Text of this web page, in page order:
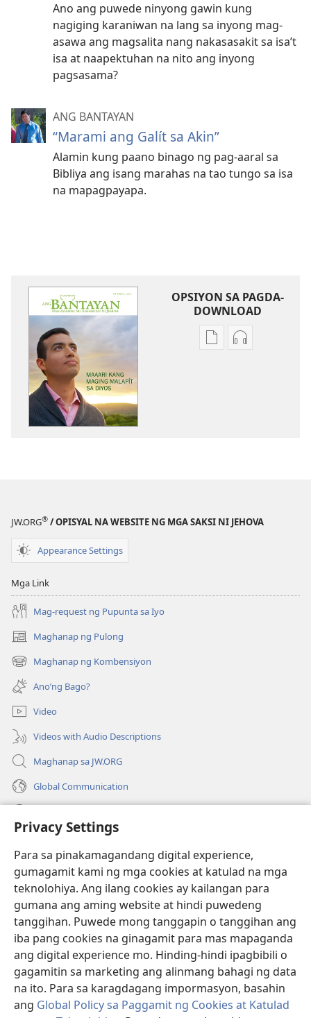
Privacy Settings
Para sa pinakamagandang digital experience,
gumagamit kami ng mga cookies at katulad na mga
teknolohiya. Ang ilang cookies ay kailangan para
gumana ang aming website at hindi puwedeng
tanggihan. Puwede mong tanggapin o tanggihan ang
iba pang cookies na ginagamit para mas mapaganda
ang digital experience mo. Hinding-hindi ipagbibili o
gagamitin sa marketing ang alinmang bahagi ng data
na ito. Para sa karagdagang impormasyon, basahin
ang Global Policy sa Paggamit ng Cookies at Katulad
Ano ang puwede ninyong gawin kung
nagiging karaniwan na lang sa inyong mag-
asawa ang magsalita nang nakasasakit sa isa’t
isa at naapektuhan na nito ang inyong
pagsasama?
ANG BANTAYAN
“Marami ang Galít sa Akin”
Alamin kung paano binago ng pag-aaral sa
Bibliya ang isang marahas na tao tungo sa isa
na mapagpayapa.
OPSIYON SA PAGDA-
DOWNLOAD
Opsiyon
Malapít
Opsiyon
Malapít
JW.ORG® / OPISYAL NA WEBSITE NG MGA SAKSI NI JEHOVA
Appearance Settings
Mga Link
Mag-request ng Pupunta sa Iyo
Maghanap ng Pulong
(may
bubukas
na
bagong
window)
Maghanap ng Kombensiyon
(may
bubukas
na
bagong
window)
Ano’ng Bago?
Video
Videos with Audio Descriptions
Maghanap sa JW.ORG
Global Communication
(may
na
bagong
window)
Watchtower ONLINE LIBRARY™
(may
bubukas
na
bagong
window)
JW Hub ®
(may
bubukas
bagong
window)
JW Library ®
Watchtower Library®